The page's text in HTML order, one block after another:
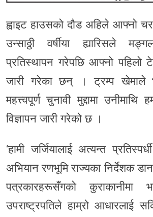
ह्वाइट हाउसको दौड अहिले आफ्नो
उन्साठ्ठी वर्षीया ह्यारिसले
प्रतिस्थापन गरेपछि आफ्नो पहिलो
जारी गरेका छन् । ट्रम्प खेमाले
महत्त्वपूर्ण चुनावी मुद्दामा उनीमाथि
विज्ञापन जारी गरेको छ ।
‘हामी जर्जियालाई अत्यन्त
अभियान रणभूमि राज्यका निर्देशक
पत्रकारहरूसँगको
उपराष्ट्रपतिले हाम्रो आधारलाई